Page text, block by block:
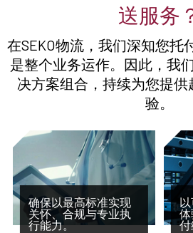
送服务
在SEKO物流，我们深知您托
是整个业务运作。因此，我
决方案组合，持续为您提
验。
确保以最高标准实现
关怀、合规与专业执
行能力。